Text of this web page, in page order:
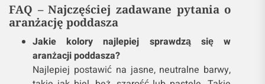
FAQ – Najczęściej zadawane pytania o
aranżację poddasza
Jakie kolory najlepiej sprawdzą się w
aranżacji poddasza?
Najlepiej postawić na jasne, neutralne barwy,